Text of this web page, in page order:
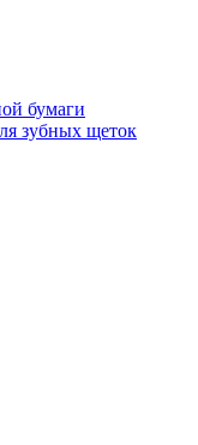
бумаги
зубных щеток